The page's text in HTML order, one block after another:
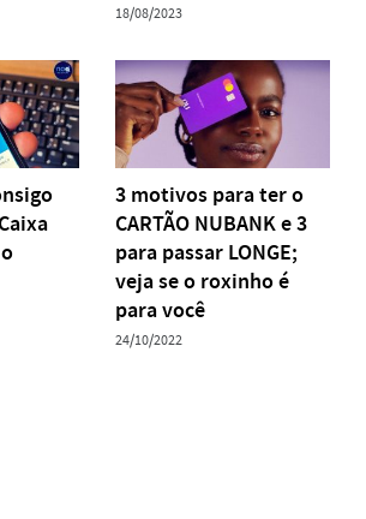
18/08/2023
3 motivos para ter o
CARTÃO NUBANK e 3
para passar LONGE;
veja se o roxinho é
para você
24/10/2022